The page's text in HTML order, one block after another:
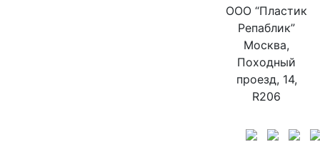
ООО “Пластик
Репаблик”
Москва,
Походный
проезд, 14,
R206